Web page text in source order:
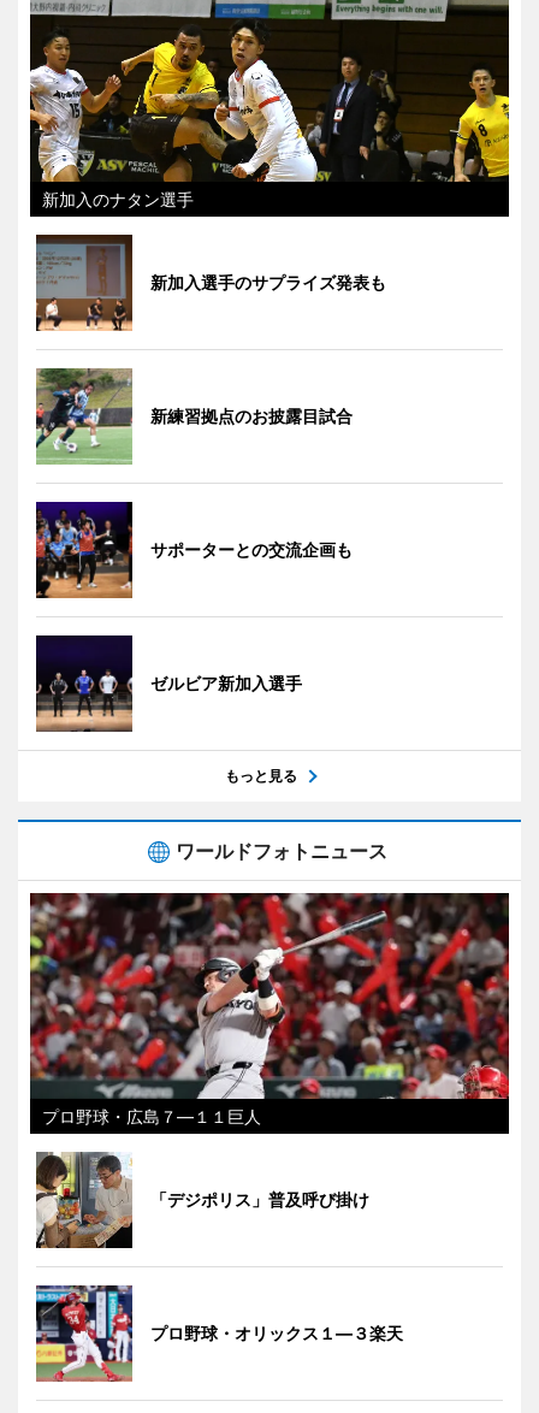
新加入のナタン選手
新加入選手のサプライズ発表も
新練習拠点のお披露目試合
サポーターとの交流企画も
ゼルビア新加入選手
もっと見る
ワールドフォトニュース
プロ野球・広島７―１１巨人
「デジポリス」普及呼び掛け
プロ野球・オリックス１―３楽天